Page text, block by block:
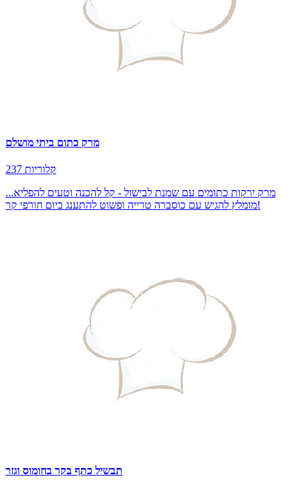
מרק כתום ביתי מושלם
237 קלוריות
מרק ירקות כתומים עם שמנת לבישול - קל להכנה וטעים להפליא...
מומלץ להגיש עם כוסברה טרייה ופשוט להתענג ביום חורפי קר!
תבשיל כתף בקר בחומוס וגזר